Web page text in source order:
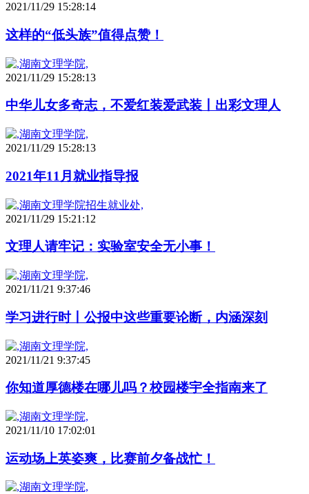
2021/11/29 15:28:14
这样的“低头族”值得点赞！
2021/11/29 15:28:13
中华儿女多奇志，不爱红装爱武装丨出彩文理人
2021/11/29 15:28:13
2021年11月就业指导报
2021/11/29 15:21:12
文理人请牢记：实验室安全无小事！
2021/11/21 9:37:46
学习进行时丨公报中这些重要论断，内涵深刻
2021/11/21 9:37:45
你知道厚德楼在哪儿吗？校园楼宇全指南来了
2021/11/10 17:02:01
运动场上英姿爽，比赛前夕备战忙！